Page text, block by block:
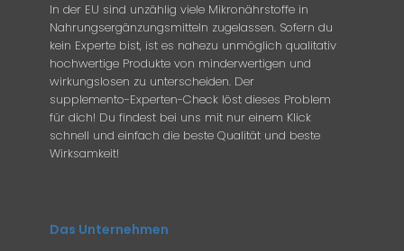
In der EU sind unzählig viele Mikronährstoffe in
Nahrungsergänzungsmitteln zugelassen. Sofern du
kein Experte bist, ist es nahezu unmöglich qualitativ
hochwertige Produkte von minderwertigen und
wirkungslosen zu unterscheiden. Der
supplemento-Experten-Check löst dieses Problem
für dich! Du findest bei uns mit nur einem Klick
schnell und einfach die beste Qualität und beste
Wirksamkeit!
Das Unternehmen